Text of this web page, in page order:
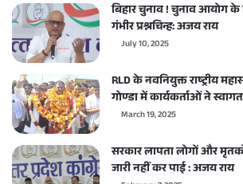
बिहार चुनाव ! चुनाव आयोग
गंभीर प्रश्नचिन्ह: अजय राय
July 10, 2025
RLD के नवनियुक्त राष्ट्रीय
गोण्डा में कार्यकर्ताओं ने
March 19, 2025
सरकार लापता लोगों और
जारी नहीं कर पाई : अजय राय